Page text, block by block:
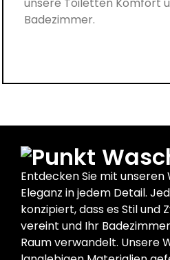
Badezimmer.
Entdecken Sie mit
Eleganz in jedem Detail.
konzipiert, dass es Stil und
vereint und Ihr
Raum verwandelt. Unsere